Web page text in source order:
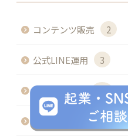
コンテンツ販売 2
公式LINE運用 3
起業ノウハウ 11
10